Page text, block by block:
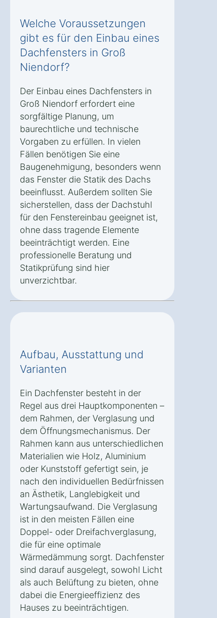
Welche Voraussetzungen
gibt es für den Einbau eines
Dachfensters in Groß
Niendorf?
Der Einbau eines Dachfensters in
Groß Niendorf erfordert eine
sorgfältige Planung, um
baurechtliche und technische
Vorgaben zu erfüllen. In vielen
Fällen benötigen Sie eine
Baugenehmigung, besonders wenn
das Fenster die Statik des Dachs
beeinflusst. Außerdem sollten Sie
sicherstellen, dass der Dachstuhl
für den Fenstereinbau geeignet ist,
ohne dass tragende Elemente
beeinträchtigt werden. Eine
professionelle Beratung und
Statikprüfung sind hier
unverzichtbar.
Aufbau, Ausstattung und
Varianten
Ein Dachfenster besteht in der
Regel aus drei Hauptkomponenten –
dem Rahmen, der Verglasung und
dem Öffnungsmechanismus. Der
Rahmen kann aus unterschiedlichen
Materialien wie Holz, Aluminium
oder Kunststoff gefertigt sein, je
nach den individuellen Bedürfnissen
an Ästhetik, Langlebigkeit und
Wartungsaufwand. Die Verglasung
ist in den meisten Fällen eine
Doppel- oder Dreifachverglasung,
die für eine optimale
Wärmedämmung sorgt. Dachfenster
sind darauf ausgelegt, sowohl Licht
als auch Belüftung zu bieten, ohne
dabei die Energieeffizienz des
Hauses zu beeinträchtigen.